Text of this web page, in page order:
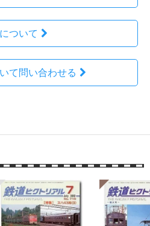
ついて
て問い合わせる